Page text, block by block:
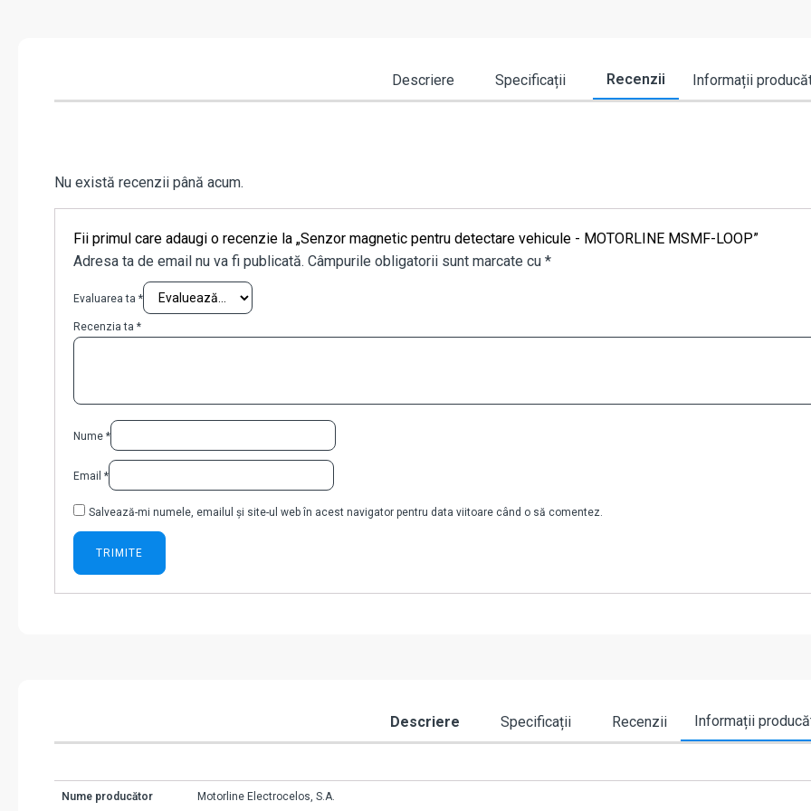
Descriere Specificații Recenzii Informații
Nu există recenzii până acum.
Fii primul care adaugi o recenzie la „Senzor magnetic pentru detectare vehicule - MOTORLINE MSMF-LOOP”
Adresa ta de email nu va fi publicată. Câmpurile obligatorii sunt marcate cu *
Evaluarea ta *
Recenzia ta *
Nume *
Email *
Salvează-mi numele, emailul și site-ul web în acest navigator pentru data viitoare când o să comentez.
Descriere Specificații Recenzii Informații
Nume producător Motorline Electrocelos, S.A.